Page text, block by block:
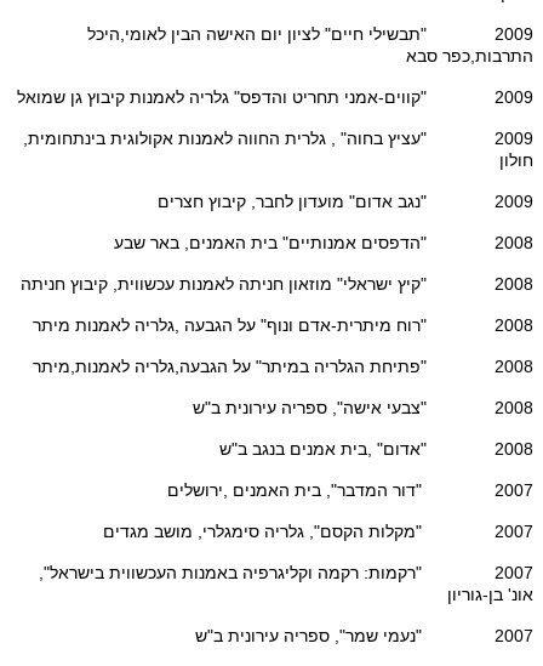
2009 "תבשילי חיים" לציון יום האישה הבין לאומי,היכל
התרבות,כפר סבא
2009 "קווים-אמני תחריט והדפס" גלריה לאמנות קיבוץ גן שמואל
2009 "עציץ בחוה" , גלרית החווה לאמנות אקולוגית בינתחומית,
חולון
2009 "נגב אדום" מועדון לחבר, קיבוץ חצרים
2008 "הדפסים אמנותיים" בית האמנים, באר שבע
2008 "קיץ ישראלי" מוזאון חניתה לאמנות עכשווית, קיבוץ חניתה
2008 "רוח מיתרית-אדם ונוף" על הגבעה ,גלריה לאמנות מיתר
2008 "פתיחת הגלריה במיתר" על הגבעה,גלריה לאמנות,מיתר
2008 "צבעי אישה", ספריה עירונית ב"ש
2008 "אדום" ,בית אמנים בנגב ב"ש
2007 "דור המדבר", בית האמנים ,ירושלים
2007 "מקלות הקסם", גלריה סימגלרי, מושב מגדים
2007 "רקמות: רקמה וקליגרפיה באמנות העכשווית בישראל",
אונ' בן-גוריון
2007 "נעמי שמר", ספריה עירונית ב"ש